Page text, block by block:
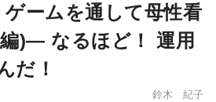
ームを通して母性看
)― なるほど！ 運用
だ！
鈴木 紀子